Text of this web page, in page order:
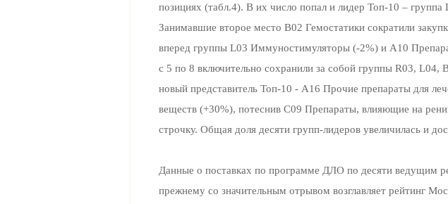
позициях (табл.4). В их число попал и лидер Топ-10 –
Занимавшие второе место B02 Гемостатики сократили
вперед группы L03 Иммуностимуляторы (-2%) и A10
с 5 по 8 включительно сохранили за собой группы R03,
новый представитель Топ-10 - A16 Прочие препараты для
веществ (+30%), потеснив C09 Препараты, влияющие на
строчку. Общая доля десяти групп-лидеров увеличилась и
Данные о поставках по программе ДЛО по десяти ведущим
прежнему со значительным отрывом возглавляет рейтинг